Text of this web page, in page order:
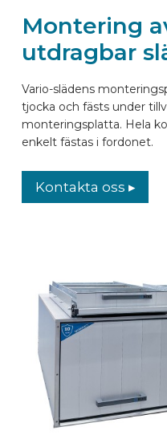
Montering
utdragbar
Vario-slädens
tjocka och fästs under
monteringsplatta. Hela
enkelt fästas i fordonet.
Kontakta oss ▸